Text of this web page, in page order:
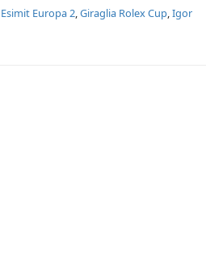
Esimit Europa 2,Giraglia Rolex Cup,Igor